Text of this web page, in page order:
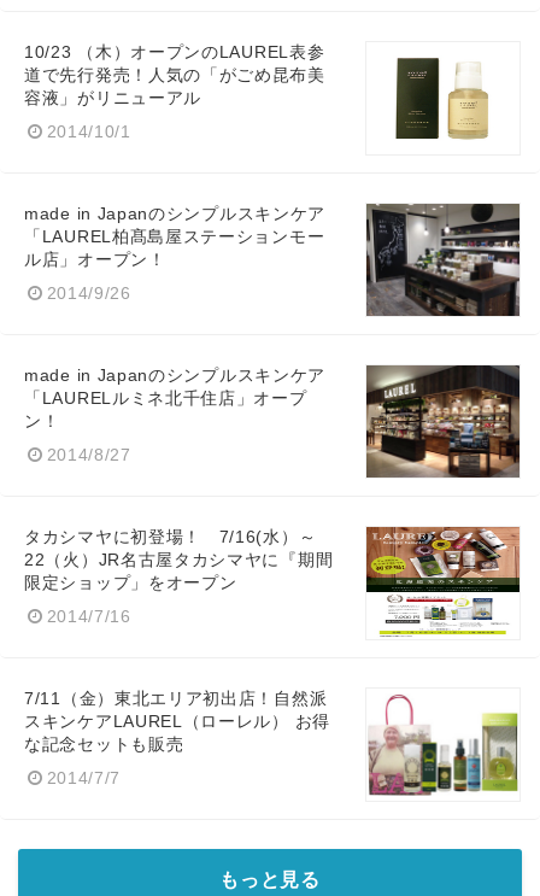
10/23 （木）オープンのLAUREL表参
道で先行発売！人気の「がごめ昆布美
容液」がリニューアル
2014/10/1
made in Japanのシンプルスキンケア
「LAUREL柏髙島屋ステーションモー
ル店」オープン！
2014/9/26
made in Japanのシンプルスキンケア
「LAURELルミネ北千住店」オープ
ン！
2014/8/27
タカシマヤに初登場！ 7/16(水）～
22（火）JR名古屋タカシマヤに『期間
限定ショップ」をオープン
2014/7/16
7/11（金）東北エリア初出店！自然派
スキンケアLAUREL（ローレル） お得
な記念セットも販売
2014/7/7
もっと見る